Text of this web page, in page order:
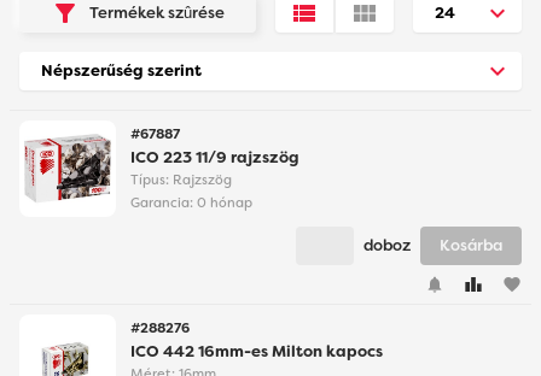
Termékek szûrése
#67887
ICO 223 11/9 rajzszög
Típus: Rajzszög
Garancia: 0 hónap
favorite
doboz Kosárba
#288276
ICO 442 16mm-es Milton kapocs